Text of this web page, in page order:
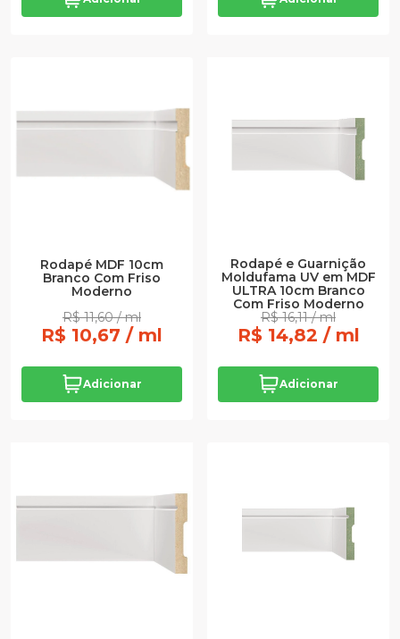
Rodapé MDF 10cm
Branco Com Friso
Moderno
R$ 11,60 / ml
R$ 10,67 / ml
Adicionar
Rodapé e Guarnição
Moldufama UV em MDF
ULTRA 10cm Branco
Com Friso Moderno
R$ 16,11 / ml
R$ 14,82 / ml
Adicionar